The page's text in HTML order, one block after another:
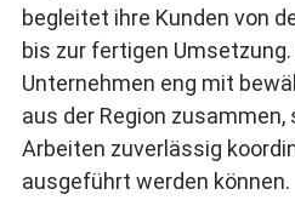
begleitet ihre Kunden von
bis zur fertigen
Unternehmen eng mit
aus der Region
Arbeiten zuverlässig
ausgeführt werden können.